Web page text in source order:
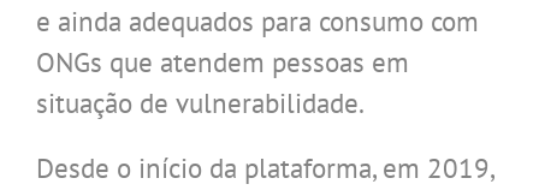
e ainda adequados para consumo com
ONGs que atendem pessoas em
situação de vulnerabilidade.
Desde o início da plataforma, em 2019,